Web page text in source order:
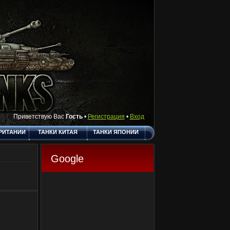
Приветствую Вас Гость•Регистрация • Вход
ТАНКИ КИТАЯ ТАНКИ ЯПОНИИ
ПОЛЕЗНЫЕ
О САЙТЕ
Google